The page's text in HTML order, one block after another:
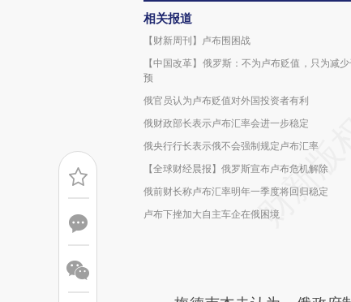
相关报道
【财新周刊】卢布围困战
【中国改革】俄罗斯：不为卢布贬值，只为减
预
俄官员认为卢布贬值对外国投资者有利
俄财政部长表示卢布汇率会进一步稳定
俄央行行长表示俄不会强制规定卢布汇率
【全球财经晨报】俄罗斯宣布卢布危机解除
俄前财长称卢布汇率明年一季度将回归稳定
卢布下挫加大自主车企在俄困境